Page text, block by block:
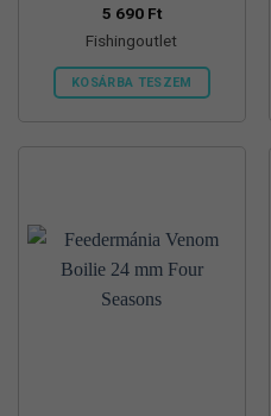
5 690 Ft
Fishingoutlet
KOSÁRBA TESZEM